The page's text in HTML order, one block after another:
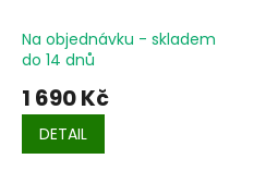
Na objednávku - skladem
do 14 dnů
1 690 Kč
DETAIL